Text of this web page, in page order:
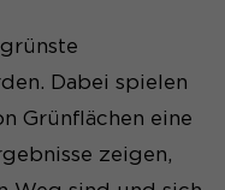
Dabei spielen
Grünflächen eine
zeigen,